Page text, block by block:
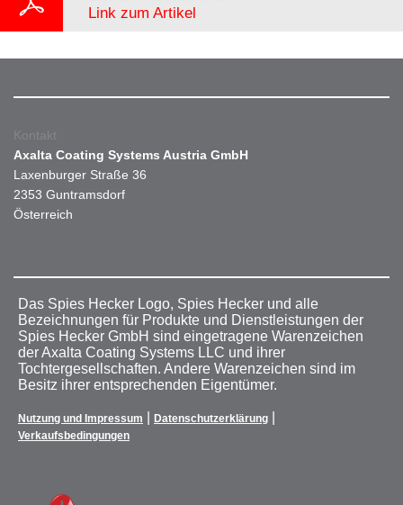
Link zum Artikel
Kontakt
Axalta Coating Systems Austria GmbH
Laxenburger Straße 36
2353 Guntramsdorf
Österreich
Das Spies Hecker Logo, Spies Hecker und alle
Bezeichnungen für Produkte und Dienstleistungen der
Spies Hecker GmbH sind eingetragene Warenzeichen
der Axalta Coating Systems LLC und ihrer
Tochtergesellschaften. Andere Warenzeichen sind im
Besitz ihrer entsprechenden Eigentümer.
Nutzung und Impressum Datenschutzerklärung
Verkaufsbedingungen